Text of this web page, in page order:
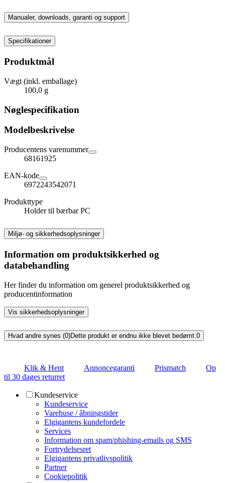
Manualer, downloads, garanti og support
Specifikationer
Produktmål
Vægt (inkl. emballage)
100,0 g
Nøglespecifikation
Modelbeskrivelse
Producentens varenummer
68161925
EAN-kode
6972243542071
Produkttype
Holder til bærbar PC
Miljø- og sikkerhedsoplysninger
Information om produktsikkerhed og
databehandling
Her finder du information om generel produktsikkerhed og
producentinformation
Vis sikkerhedsoplysninger
Hvad andre synes (0)Dette produkt er endnu ikke blevet bedømt. 0
Klik & Hent Annoncegaranti Prismatch
Op
til 30 dages returret
Kundeservice
Kundeservice
Varehuse / åbningstider
Elgigantens kundefordele
Services
Information om spam/phishing-emails og SMS
Fortrydelsesret
Elgigantens privatlivspolitik
Partner
Cookiepolitik